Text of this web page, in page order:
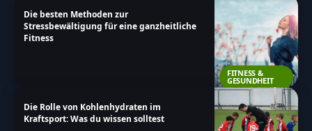
FITNESS &
GESUNDHEIT
Die besten Methoden zur
Stressbewältigung für eine ganzheitliche
Fitness
Die Rolle von Kohlenhydraten im
Kraftsport: Was du wissen solltest